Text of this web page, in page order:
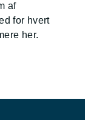
af
for hvert
her.